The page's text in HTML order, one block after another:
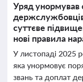
Уряд унормував
суттєве
нові правила
У листопаді 2025
яка унормовує
звань та доплат